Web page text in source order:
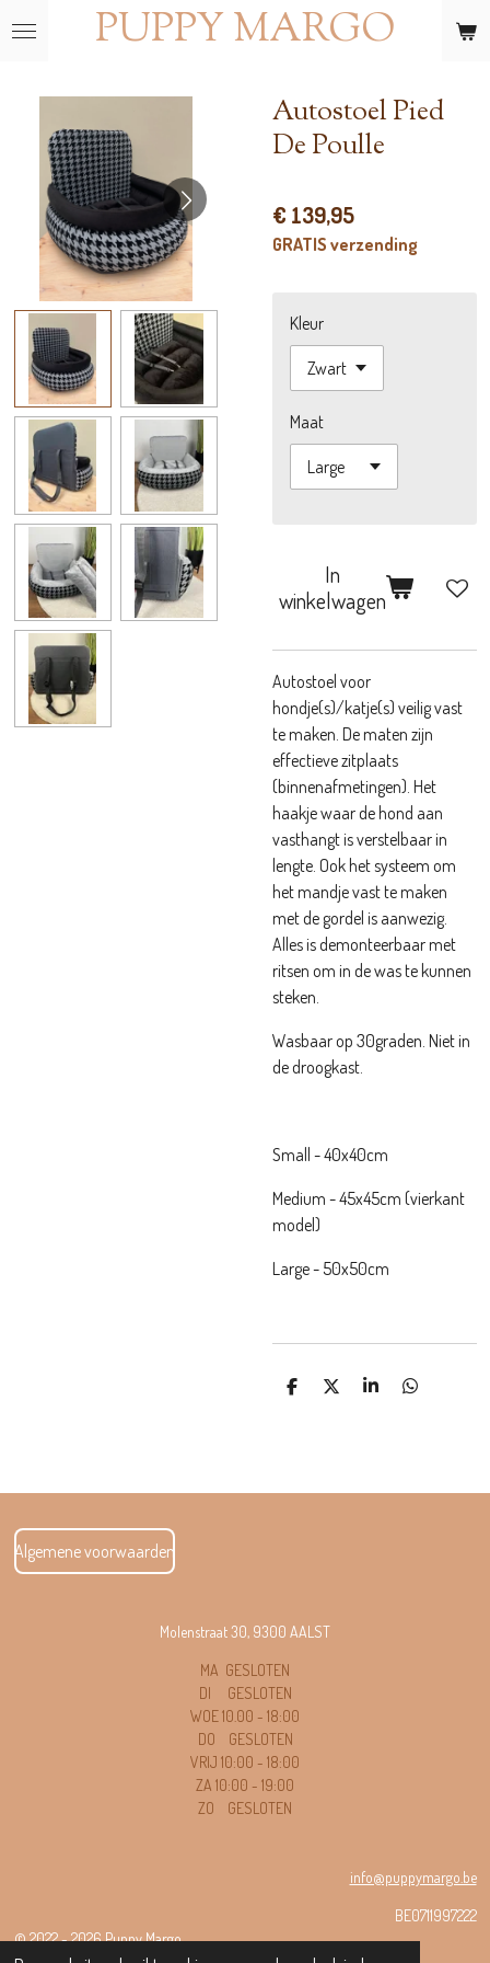
Ga
hoofdinhoud
PUPPY MARGO
Autostoel Pied
De Poulle
€ 139,95
GRATIS verzending
Kleur
Maat
In
winkelwagen
Autostoel voor
hondje(s)/katje(s) veilig vast
te maken. De maten zijn
effectieve zitplaats
(binnenafmetingen). Het
haakje waar de hond aan
vasthangt is verstelbaar in
lengte. Ook het systeem om
het mandje vast te maken
met de gordel is aanwezig.
Alles is demonteerbaar met
ritsen om in de was te kunnen
steken.
Wasbaar op 30graden. Niet in
de droogkast.
Small - 40x40cm
Medium - 45x45cm (vierkant
model)
Large - 50x50cm
D
D
S
D
Algemene voorwaarden
Molenstraat 30, 9300 AALST
MA GESLOTEN
DI GESLOTEN
WOE 10.00 - 18:00
DO GESLOTEN
VRIJ 10:00 - 18:00
ZA 10:00 - 19:00
ZO GESLOTEN
info@puppymargo.be
BE0711997222
© 2022 - 2026 Puppy Margo